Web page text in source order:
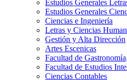
Estudios Generales
Estudios Generales
Ciencias e Ingeniería
Letras y Ciencias
Gestión y Alta Dirección
Artes Escenicas
Facultad de
Facultad de Estudios
Ciencias Contables